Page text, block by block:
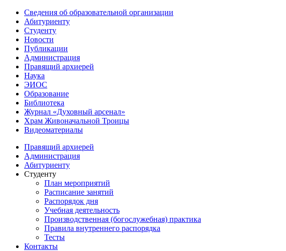
Сведения об образовательной организации
Абитуриенту
Студенту
Новости
Публикации
Администрация
Правящий архиерей
Наука
ЭИОС
Образование
Библиотека
Журнал «Духовный арсенал»
Храм Живоначальной Троицы
Видеоматериалы
Правящий архиерей
Администрация
Абитуриенту
Студенту
План мероприятий
Расписание занятий
Распорядок дня
Учебная деятельность
Производственная (богослужебная) практика
Правила внутреннего распорядка
Тесты
Контакты